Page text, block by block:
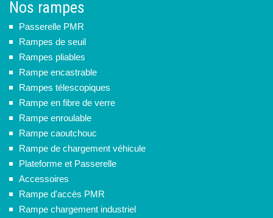
Nos rampes
Passerelle PMR
Rampes de seuil
Rampes pliables
Rampe encastrable
Rampes télescopiques
Rampe en fibre de verre
Rampe enroulable
Rampe caoutchouc
Rampe de chargement véhicule
Plateforme et Passerelle
Accessoires
Rampe d'accès PMR
Rampe chargement industriel